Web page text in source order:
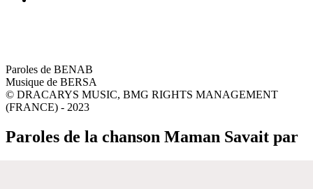
Paroles de BENAB
Musique de BERSA
© DRACARYS MUSIC, BMG RIGHTS MANAGEMENT
(FRANCE) - 2023
Paroles de la chanson Maman Savait par